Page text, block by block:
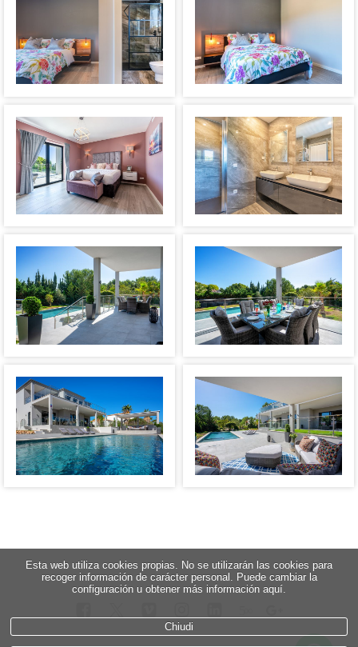
Esta web utiliza cookies propias. No se utilizarán las cookies para
recoger información de carácter personal. Puede cambiar la
configuración u obtener más información aquí.
Chiudi